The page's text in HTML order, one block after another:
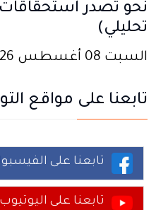
تحليلي)
السبت 08 أغسطس 2026
تابعنا على مواقع
تابعنا على
تابعنا على اليوتيوب